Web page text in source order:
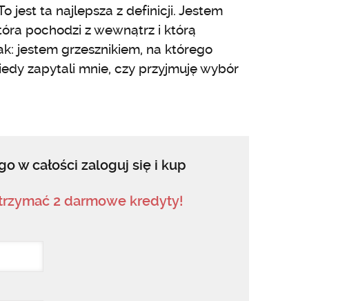
jest ta najlepsza z definicji. Jestem
pochodzi z wewnątrz i którą
jestem grzesznikiem, na którego
zapytali mnie, czy przyjmuję wybór
w całości zaloguj się i kup
2 darmowe kredyty!